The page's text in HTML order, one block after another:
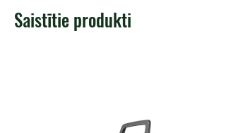
Saistītie produkti